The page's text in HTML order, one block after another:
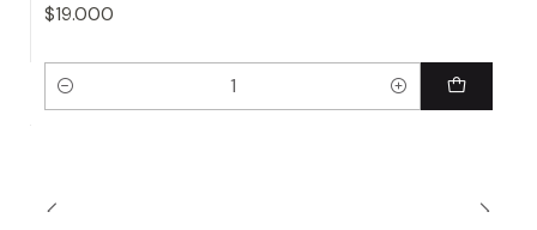
$19.000
Cantidad